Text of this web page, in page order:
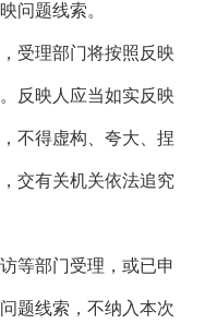
问题线索。
理部门将按照反映
反映人应当如实反映
不得虚构、夸大、捏
交有关机关依法追究
等部门受理，或已申
题线索，不纳入本次